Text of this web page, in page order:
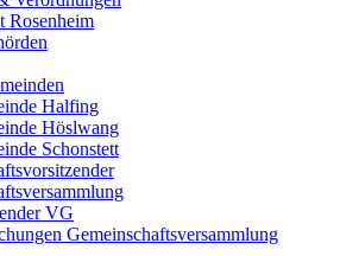
Rosenheim
Halfing
Höslwang
Schonstett
VG
Gemeinschaftsversammlung